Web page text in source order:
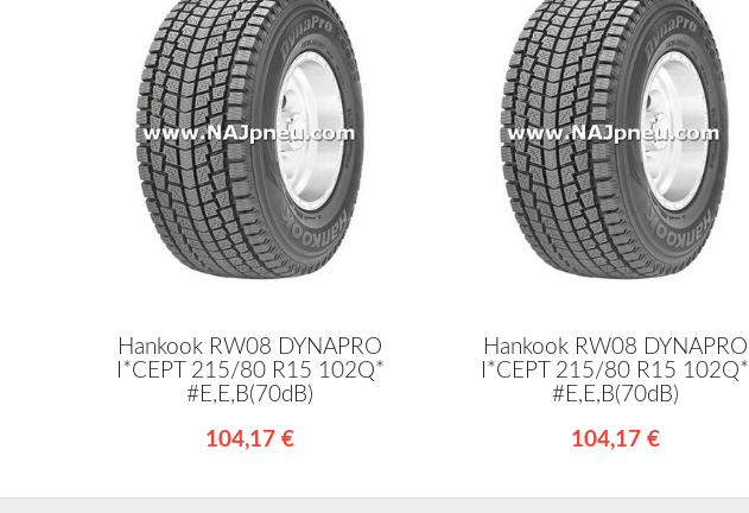
Hankook RW08 DYNAPRO
I*CEPT 215/80 R15 102Q*
#E,E,B(70dB)
104,17 €
Hankook RW08 DYNAPRO
I*CEPT 215/80 R15 102Q*
#E,E,B(70dB)
104,17 €